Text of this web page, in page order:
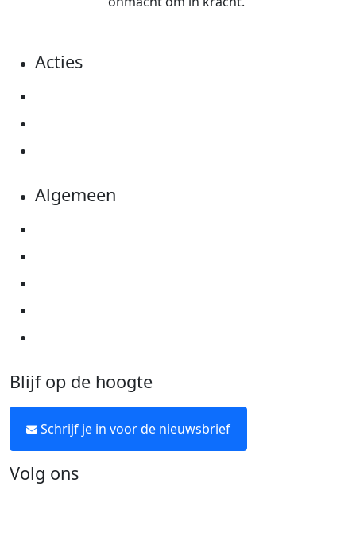
Acties
Algemeen
Blijf op de hoogte
Schrijf je in voor de nieuwsbrief
Volg ons